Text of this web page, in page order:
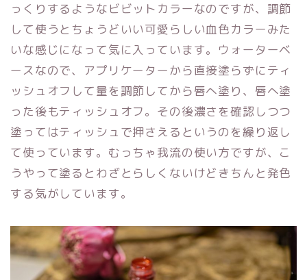
っくりするようなビビットカラーなのですが、調節
して使うとちょうどいい可愛らしい血色カラーみた
いな感じになって気に入っています。ウォーターベ
ースなので、アプリケーターから直接塗らずにティ
ッシュオフして量を調節してから唇へ塗り、唇へ塗
った後もティッシュオフ。その後濃さを確認しつつ
塗ってはティッシュで押さえるというのを繰り返し
て使っています。むっちゃ我流の使い方ですが、こ
うやって塗るとわざとらしくないけどきちんと発色
する気がしています。